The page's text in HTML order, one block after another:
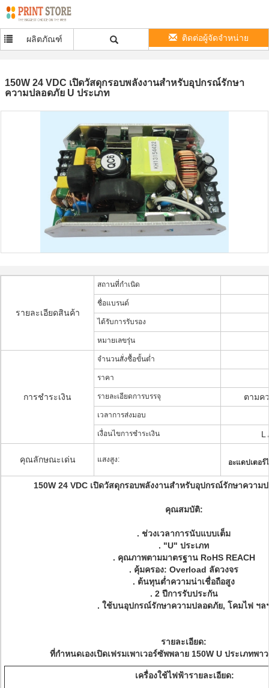
ผลิตภัณฑ์ ติดต่อผู้จัดจำหน่าย
150W 24 VDC เปิดวัสดุกรอบพลังงานสำหรับอุปกรณ์รักษา
ความปลอดภัย U ประเภท
รายละเอียดสินค้า
สถานที่กำเนิด
ชื่อแบรนด์
ได้รับการรับรอง
หมายเลขรุ่น
การชำระเงิน
จำนวนสั่งซื้อขั้นต่ำ
ราคา
รายละเอียดการบรรจุ ตามค
เวลาการส่งมอบ
เงื่อนไขการชำระเงิน L
คุณลักษณะเด่น แสงสูง: อะแดปเตอร์
150W 24 VDC เปิดวัสดุกรอบพลังงานสำหรับอุปกรณ์รักษาความ
คุณสมบัติ:
. ช่วงเวลาการนับแบบเต็ม
. "U" ประเภท
. คุณภาพตามมาตรฐาน RoHS REACH
. คุ้มครอง: Overload ลัดวงจร
. ต้นทุนต่ำความน่าเชื่อถือสูง
. 2 ปีการรับประกัน
. ใช้บนอุปกรณ์รักษาความปลอดภัย, โคมไฟ ฯล
รายละเอียด:
ที่กำหนดเองเปิดเฟรมเพาเวอร์ซัพพลาย 150W U ประเภทพา
เครื่องใช้ไฟฟ้ารายละเอียด: